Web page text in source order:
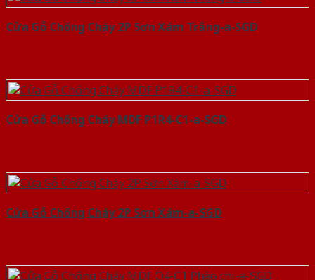
Cửa Gỗ Chống Cháy 2P Sơn Xám Trắng-a-SGD
Cửa Gỗ Chống Cháy MDF P1R4-C1-a-SGD
Cửa Gỗ Chống Cháy 2P Sơn Xám-a-SGD